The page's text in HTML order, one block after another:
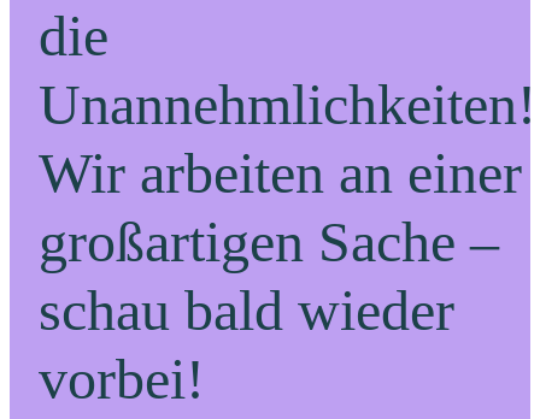
die
Unannehmlichkeiten!
Wir arbeiten an einer
großartigen Sache –
schau bald wieder
vorbei!